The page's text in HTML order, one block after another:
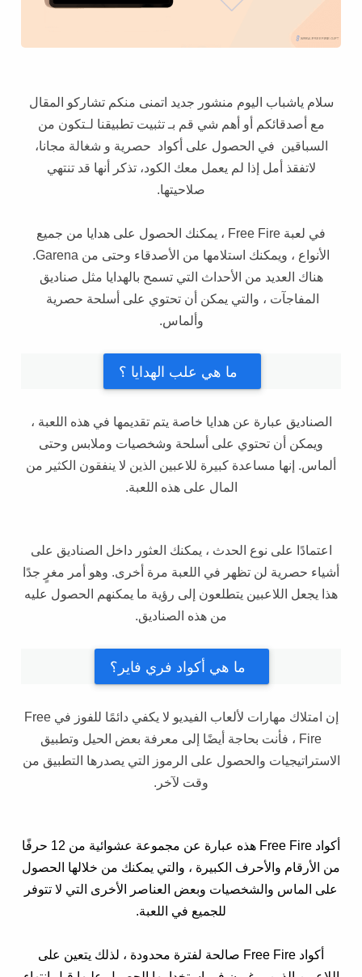
سلام ياشباب اليوم منشور جديد اتمنى منكم تشاركو المقال
مع أصدقائكم أو أهم شي قم بـ تثبيت تطبيقنا لـتكون من
السباقين في الحصول على أكواد حصرية و شغالة مجانا،
لاتفقذ أمل إذا لم يعمل معك الكود، تذكر أنها قد تنتهي
صلاحيتها.
في لعبة Free Fire ، يمكنك الحصول على هدايا من جميع
الأنواع ، ويمكنك استلامها من الأصدقاء وحتى من Garena.
هناك العديد من الأحداث التي تسمح بالهدايا مثل صناديق
المفاجآت ، والتي يمكن أن تحتوي على أسلحة حصرية
وألماس.
ما هي علب الهدايا ؟
الصناديق عبارة عن هدايا خاصة يتم تقديمها في هذه اللعبة ،
ويمكن أن تحتوي على أسلحة وشخصيات وملابس وحتى
ألماس. إنها مساعدة كبيرة للاعبين الذين لا ينفقون الكثير من
المال على هذه اللعبة.
اعتمادًا على نوع الحدث ، يمكنك العثور داخل الصناديق على
أشياء حصرية لن تظهر في اللعبة مرة أخرى. وهو أمر مغرٍ جدًا
هذا يجعل اللاعبين يتطلعون إلى رؤية ما يمكنهم الحصول عليه
من هذه الصناديق.
ما هي أكواد فري فاير؟
إن امتلاك مهارات لألعاب الفيديو لا يكفي دائمًا للفوز في Free
Fire ، فأنت بحاجة أيضًا إلى معرفة بعض الحيل وتطبيق
الاستراتيجيات والحصول على الرموز التي يصدرها التطبيق من
وقت لآخر.
أكواد Free Fire هذه عبارة عن مجموعة عشوائية من 12 حرفًا
من الأرقام والأحرف الكبيرة ، والتي يمكنك من خلالها الحصول
على الماس والشخصيات وبعض العناصر الأخرى التي لا تتوفر
للجميع في اللعبة.
أكواد Free Fire صالحة لفترة محدودة ، لذلك يتعين على